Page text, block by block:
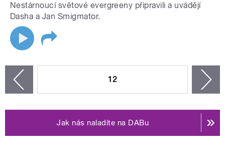
Nestárnoucí světové evergreeny připravili a uvádějí
Dasha a Jan Smigmator.
12
Jak nás naladíte na DABu